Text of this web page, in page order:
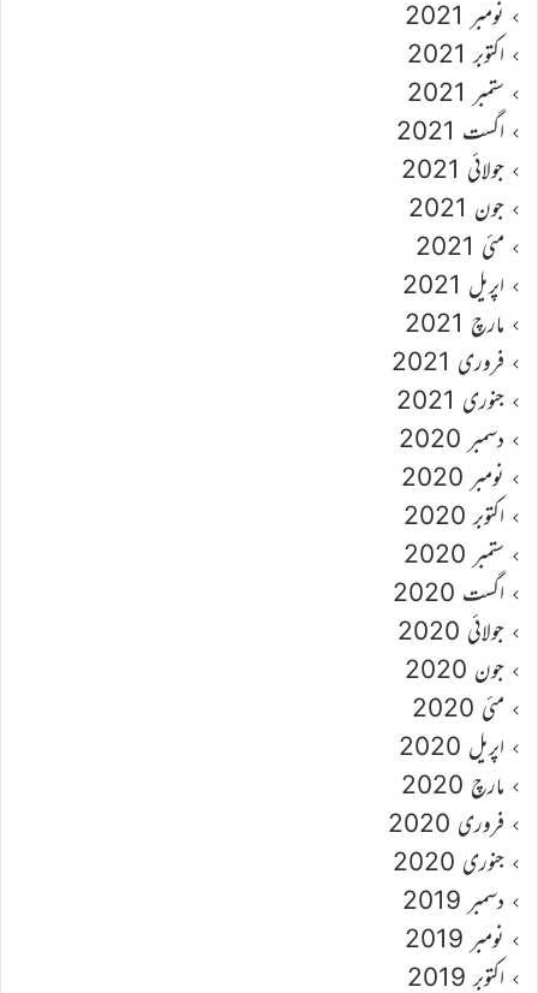
نومبر 2021
اکتوبر 2021
ستمبر 2021
اگست 2021
جولائی 2021
جون 2021
مئی 2021
اپریل 2021
مارچ 2021
فروری 2021
جنوری 2021
دسمبر 2020
نومبر 2020
اکتوبر 2020
ستمبر 2020
اگست 2020
جولائی 2020
جون 2020
مئی 2020
اپریل 2020
مارچ 2020
فروری 2020
جنوری 2020
دسمبر 2019
نومبر 2019
اکتوبر 2019